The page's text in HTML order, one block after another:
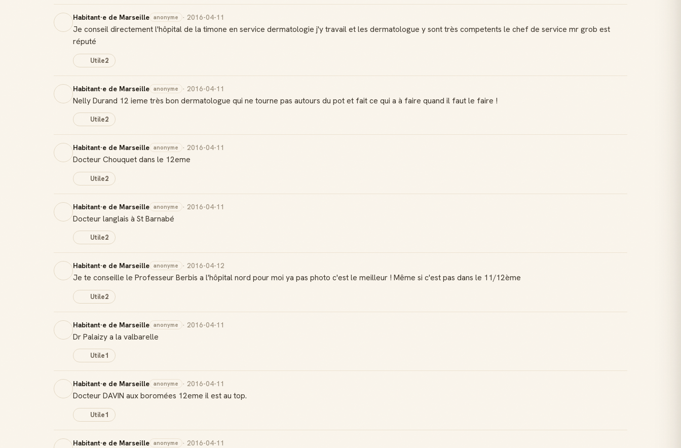
Habitant·e de Marseille anonyme · 2016-04-11
Je conseil directement l'hôpital de la timone en service dermatologie j'y travail et les dermatologue y sont très competents le chef de service mr grob est
réputé
Utile2
Habitant·e de Marseille anonyme · 2016-04-11
Nelly Durand 12 ieme très bon dermatologue qui ne tourne pas autours du pot et fait ce qui a à faire quand il faut le faire !
Utile2
Habitant·e de Marseille anonyme · 2016-04-11
Docteur Chouquet dans le 12eme
Utile2
Habitant·e de Marseille anonyme · 2016-04-11
Docteur langlais à St Barnabé
Utile2
Habitant·e de Marseille anonyme · 2016-04-12
Je te conseille le Professeur Berbis a l'hôpital nord pour moi ya pas photo c'est le meilleur ! Même si c'est pas dans le 11/12ème
Utile2
Habitant·e de Marseille anonyme · 2016-04-11
Dr Palaizy a la valbarelle
Utile1
Habitant·e de Marseille anonyme · 2016-04-11
Docteur DAVIN aux boromées 12eme il est au top.
Utile1
Habitant·e de Marseille anonyme · 2016-04-11